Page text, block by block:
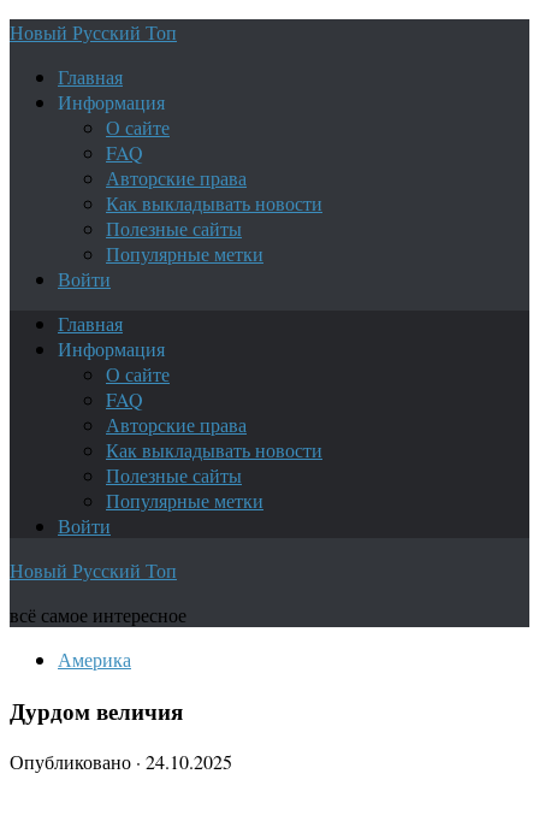
Новый Русский Топ
Главная
Информация
О сайте
FAQ
Авторские права
Как выкладывать новости
Полезные сайты
Популярные метки
Войти
Главная
Информация
О сайте
FAQ
Авторские права
Как выкладывать новости
Полезные сайты
Популярные метки
Войти
Новый Русский Топ
всё самое интересное
Америка
Дурдом величия
Опубликовано · 24.10.2025